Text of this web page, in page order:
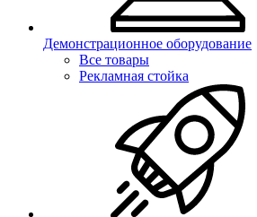
Демонстрационное оборудование
Все товары
Рекламная стойка